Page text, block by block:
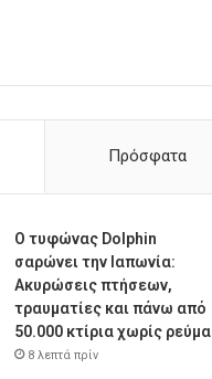
Πρόσφατα
Ο τυφώνας Dolphin
σαρώνει την Ιαπωνία:
Ακυρώσεις πτήσεων,
τραυματίες και πάνω από
50.000 κτίρια χωρίς ρεύμα
8 λεπτά πρίν